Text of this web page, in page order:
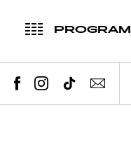
PROGRAM